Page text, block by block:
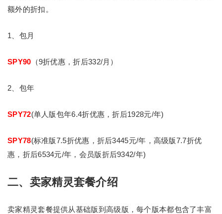
额外的折扣。
1、包月
SPY90 （9折优惠，折后332/月）
2、包年
SPY72(单人版包年6.4折优惠，折后1928元/年)
SPY78(标准版7.5折优惠，折后3445元/年，高级版7.7折优
惠，折后6534元/年，会员版折后9342/年)
二、卖家精灵套餐介绍
卖家精灵套餐提供从基础版到高级版，每个版本都包含了丰富